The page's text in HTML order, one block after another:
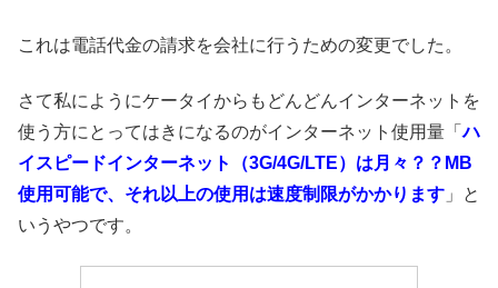
これは電話代金の請求を会社に行うための変更でした。
さて私にようにケータイからもどんどんインターネットを
使う方にとってはきになるのがインターネット使用量「ハ
イスピードインターネット（3G/4G/LTE）は月々？？MB
使用可能で、それ以上の使用は速度制限がかかります 」と
いうやつです。